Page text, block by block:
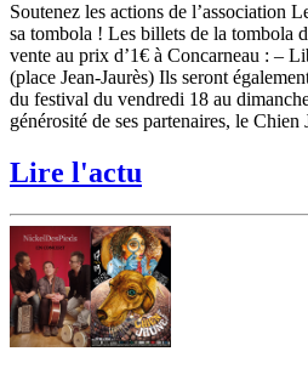
Soutenez les actions de l’association
sa tombola ! Les billets de la tombola
vente au prix d’1€ à Concarneau : –
(place Jean-Jaurès) Ils seront
du festival du vendredi 18 au
générosité de ses partenaires, le
Lire l'actu